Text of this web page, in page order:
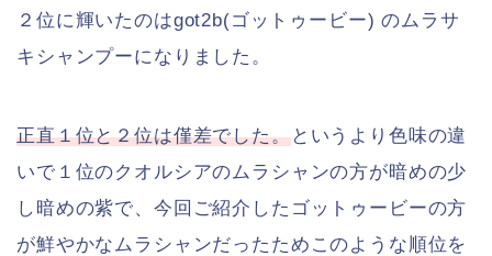
２位に輝いたのはgot2b(ゴットゥービー) のムラサ
キシャンプーになりました。
正直１位と２位は僅差でした。というより色味の違
いで１位のクオルシアのムラシャンの方が暗めの少
し暗めの紫で、今回ご紹介したゴットゥービーの方
が鮮やかなムラシャンだったためこのような順位を